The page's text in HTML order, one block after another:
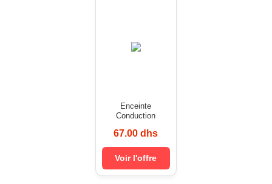
Enceinte
Conduction
67.00 dhs
Voir l'offre